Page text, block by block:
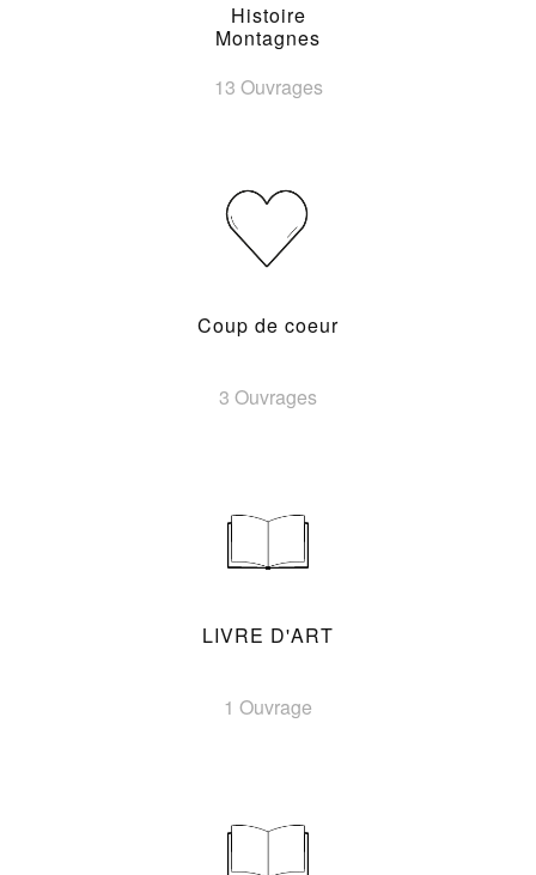
Histoire
Montagnes
13 Ouvrages
Coup de coeur
3 Ouvrages
LIVRE D'ART
1 Ouvrage